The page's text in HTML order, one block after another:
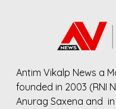
Antim Vikalp News a
founded in 2003 (RNI
Anurag Saxena and in